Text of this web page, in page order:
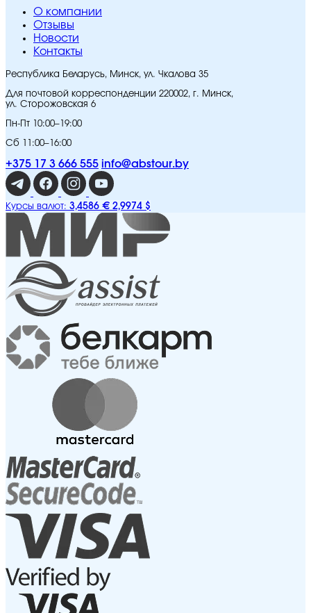
O компании
Отзывы
Новости
Контакты
Республика Беларусь, Минск, ул. Чкалова 35
Для почтовой корреспонденции 220002, г. Минск,
ул. Сторожовская 6
Пн-Пт 10:00–19:00
Сб 11:00–16:00
+375 17 3 666 555 info@abstour.by
Курсы валют: 3,4586 € 2,9974 $